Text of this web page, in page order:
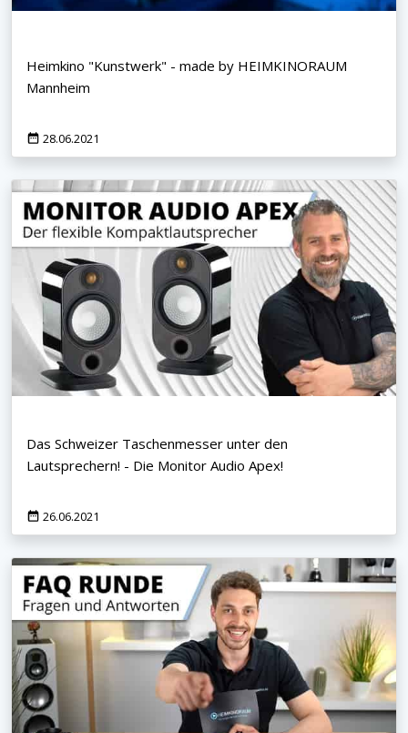
Heimkino "Kunstwerk" - made by HEIMKINORAUM
Mannheim
28.06.2021
Das Schweizer Taschenmesser unter den
Lautsprechern! - Die Monitor Audio Apex!
26.06.2021